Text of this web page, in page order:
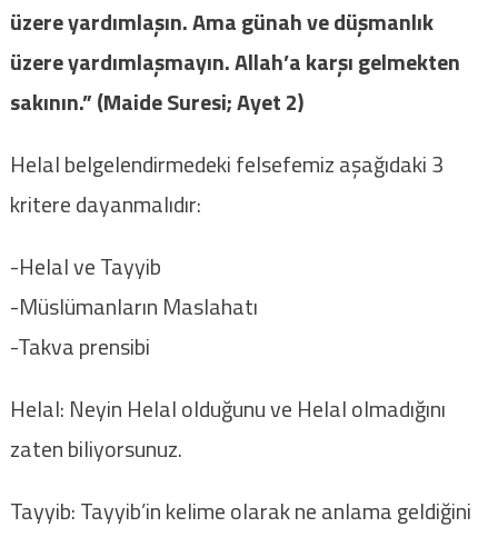
üzere yardımlaşın. Ama günah ve düşmanlık
üzere yardımlaşmayın. Allah’a karşı gelmekten
sakının.” (Maide Suresi; Ayet 2)
Helal belgelendirmedeki felsefemiz aşağıdaki 3
kritere dayanmalıdır:
-Helal ve Tayyib
-Müslümanların Maslahatı
-Takva prensibi
Helal: Neyin Helal olduğunu ve Helal olmadığını
zaten biliyorsunuz.
Tayyib: Tayyib’in kelime olarak ne anlama geldiğini